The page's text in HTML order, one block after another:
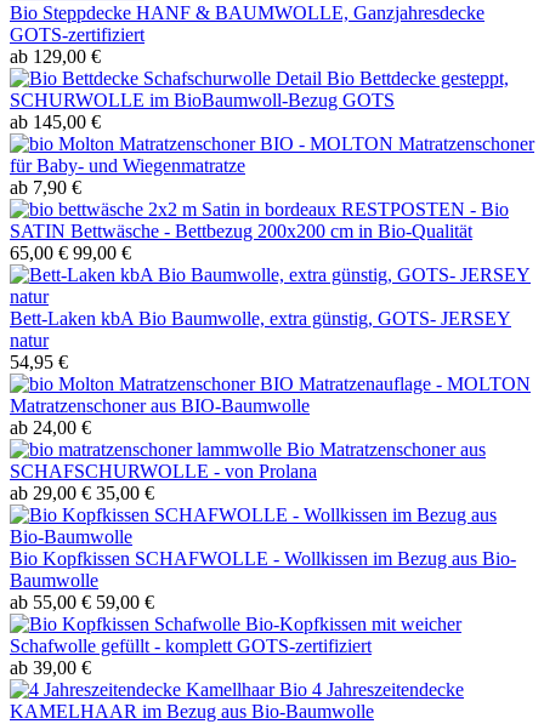
Bio Steppdecke HANF & BAUMWOLLE, Ganzjahresdecke
GOTS-zertifiziert
ab 129,00 €
Bio Bettdecke gesteppt,
SCHURWOLLE im BioBaumwoll-Bezug GOTS
ab 145,00 €
BIO - MOLTON Matratzenschoner
für Baby- und Wiegenmatratze
ab 7,90 €
RESTPOSTEN - Bio
SATIN Bettwäsche - Bettbezug 200x200 cm in Bio-Qualität
65,00 € 99,00 €
Bett-Laken kbA Bio Baumwolle, extra günstig, GOTS- JERSEY
natur
54,95 €
BIO Matratzenauflage - MOLTON
Matratzenschoner aus BIO-Baumwolle
ab 24,00 €
Bio Matratzenschoner aus
SCHAFSCHURWOLLE - von Prolana
ab 29,00 € 35,00 €
Bio Kopfkissen SCHAFWOLLE - Wollkissen im Bezug aus Bio-
Baumwolle
ab 55,00 € 59,00 €
Bio-Kopfkissen mit weicher
Schafwolle gefüllt - komplett GOTS-zertifiziert
ab 39,00 €
4 Jahreszeitendecke
KAMELHAAR im Bezug aus Bio-Baumwolle